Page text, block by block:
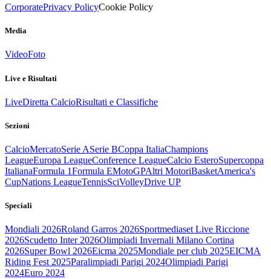
CorporatePrivacy PolicyCookie Policy
Media
VideoFoto
Live e Risultati
LiveDiretta CalcioRisultati e Classifiche
Sezioni
CalcioMercatoSerie ASerie BCoppa ItaliaChampions
LeagueEuropa LeagueConference LeagueCalcio EsteroSupercoppa
ItalianaFormula 1Formula EMotoGPAltri MotoriBasketAmerica's
CupNations LeagueTennisSciVolleyDrive UP
Speciali
Mondiali 2026Roland Garros 2026Sportmediaset Live Riccione
2026Scudetto Inter 2026Olimpiadi Invernali Milano Cortina
2026Super Bowl 2026Eicma 2025Mondiale per club 2025EICMA
Riding Fest 2025Paralimpiadi Parigi 2024Olimpiadi Parigi
2024Euro 2024